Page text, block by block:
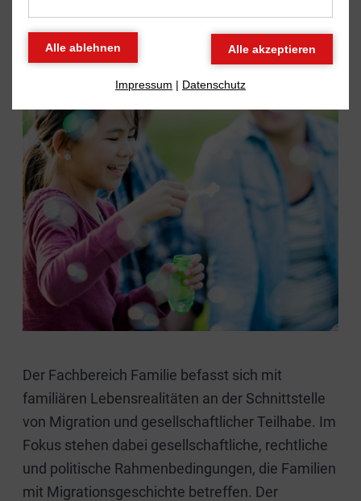
FAMILIE
Der Fachbereich Familie befasst sich mit
familiären Lebensrealitäten an der Schnittstelle
von Migration und gesellschaftlicher Teilhabe. Im
Fokus stehen dabei gesellschaftliche, rechtliche
und politische Rahmenbedingungen, die Familien
mit Migrationsgeschichte betreffen. Der
Impressum | Datenschutz